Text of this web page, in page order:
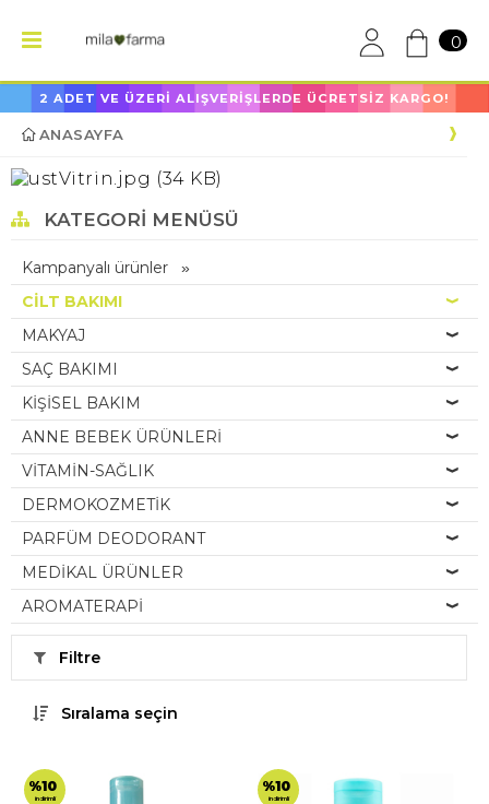
0
2 ADET VE ÜZERİ ALIŞVERİŞLERDE ÜCRETSİZ KARGO!
ANASAYFA
KATEGORI MENÜSÜ
Kampanyalı ürünler
CİLT BAKIMI
MAKYAJ
SAÇ BAKIMI
KİŞİSEL BAKIM
ANNE BEBEK ÜRÜNLERİ
VİTAMİN-SAĞLIK
DERMOKOZMETİK
PARFÜM DEODORANT
MEDİKAL ÜRÜNLER
AROMATERAPİ
Filtre
Sıralama seçin
%10
indirimli
%10
indirimli